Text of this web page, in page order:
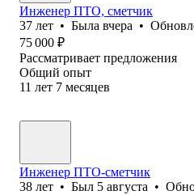
Инженер ПТО, сметчик
37 лет • Была вчера •
75 000 ₽
Рассматривает предложения
Общий опыт
11 лет 7 месяцев
Инженер ПТО-сметчик
38 лет • Был 5 августа •